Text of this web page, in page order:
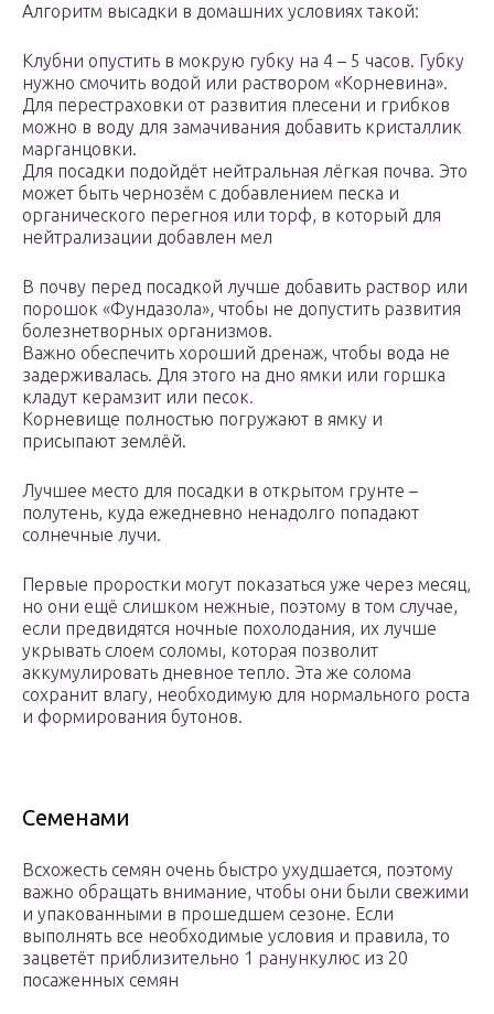
Алгоритм высадки в домашних условиях такой:
Клубни опустить в мокрую губку на 4 – 5 часов. Губку
нужно смочить водой или раствором «Корневина».
Для перестраховки от развития плесени и грибков
можно в воду для замачивания добавить кристаллик
марганцовки.
Для посадки подойдёт нейтральная лёгкая почва. Это
может быть чернозём с добавлением песка и
органического перегноя или торф, в который для
нейтрализации добавлен мел
В почву перед посадкой лучше добавить раствор или
порошок «Фундазола», чтобы не допустить развития
болезнетворных организмов.
Важно обеспечить хороший дренаж, чтобы вода не
задерживалась. Для этого на дно ямки или горшка
кладут керамзит или песок.
Корневище полностью погружают в ямку и
присыпают землёй.
Лучшее место для посадки в открытом грунте –
полутень, куда ежедневно ненадолго попадают
солнечные лучи.
Первые проростки могут показаться уже через месяц,
но они ещё слишком нежные, поэтому в том случае,
если предвидятся ночные похолодания, их лучше
укрывать слоем соломы, которая позволит
аккумулировать дневное тепло. Эта же солома
сохранит влагу, необходимую для нормального роста
и формирования бутонов.
Семенами
Всхожесть семян очень быстро ухудшается, поэтому
важно обращать внимание, чтобы они были свежими
и упакованными в прошедшем сезоне. Если
выполнять все необходимые условия и правила, то
зацветёт приблизительно 1 ранункулюс из 20
посаженных семян